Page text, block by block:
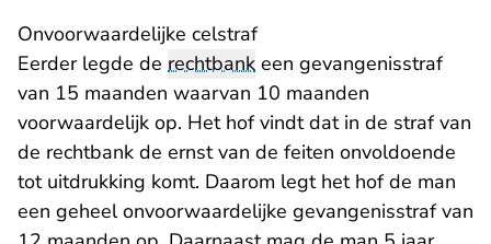
Onvoorwaardelijke celstraf
Eerder legde de rechtbank een gevangenisstraf
van 15 maanden waarvan 10 maanden
voorwaardelijk op. Het hof vindt dat in de straf van
de rechtbank de ernst van de feiten onvoldoende
tot uitdrukking komt. Daarom legt het hof de man
een geheel onvoorwaardelijke gevangenisstraf van